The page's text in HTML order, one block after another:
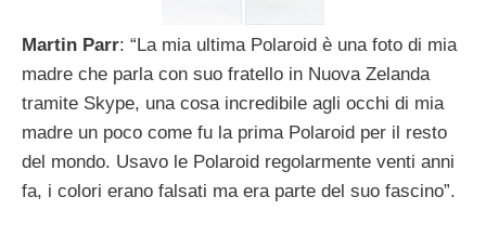
Martin Parr: “La mia ultima Polaroid è una foto di mia
madre che parla con suo fratello in Nuova Zelanda
tramite Skype, una cosa incredibile agli occhi di mia
madre un poco come fu la prima Polaroid per il resto
del mondo. Usavo le Polaroid regolarmente venti anni
fa, i colori erano falsati ma era parte del suo fascino”.